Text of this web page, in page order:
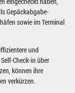
Gepäckabgabe-
sowie im Terminal
und
Check-in über
können ihre
verkürzen.